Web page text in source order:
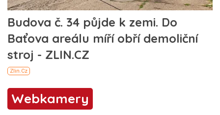
Webkamery